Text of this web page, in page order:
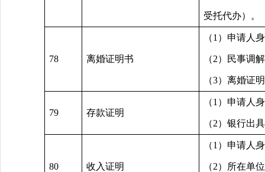
受托代办）。
78 离婚证明书
（1）申请人
（2）民事调
（3）离婚证
79 存款证明
（1）申请人
（2）银行出
80 收入证明
（1）申请人
（2）所在单